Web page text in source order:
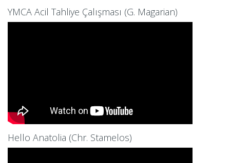
YMCA Acil Tahliye Çalışması (G. Magarian)
Hello Anatolia (Chr. Stamelos)